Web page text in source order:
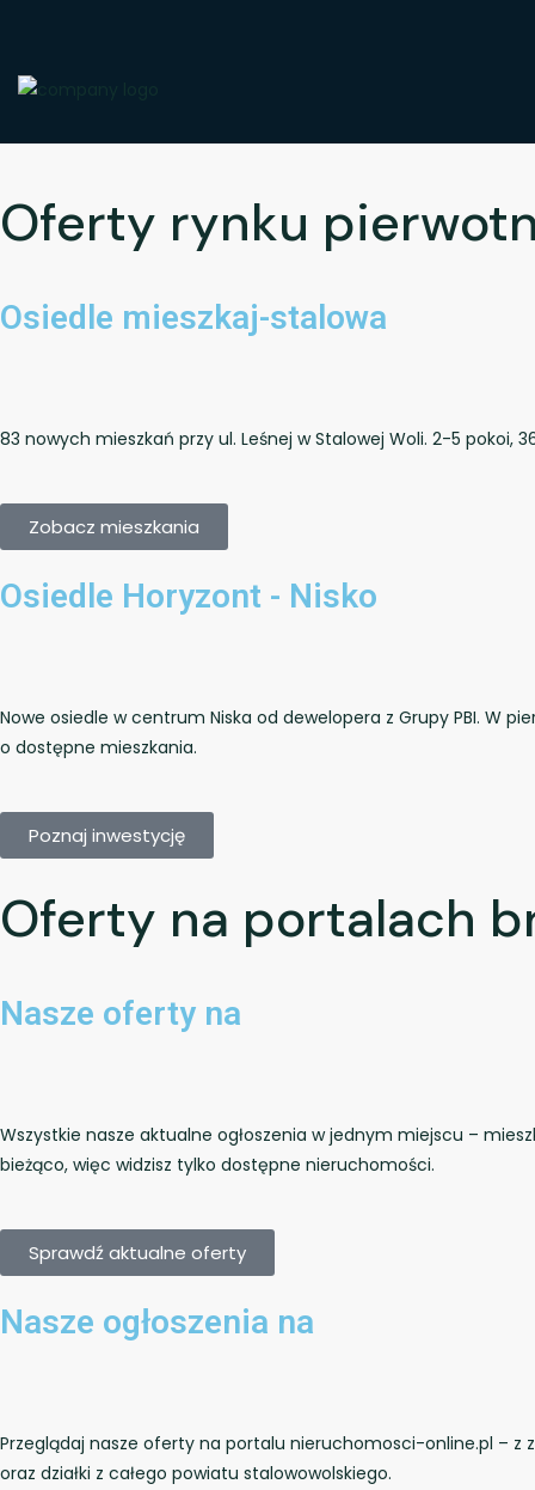
Oferty rynku
Osiedle mieszkaj-stalowa
83 nowych mieszkań przy ul. Leśnej w Stalowej Woli. 2-5 pokoi,
Zobacz mieszkania
Osiedle Horyzont - Nisko
Nowe osiedle w centrum Niska od dewelopera z Grupy PBI. W
o dostępne mieszkania.
Poznaj inwestycję
Oferty na portalach
Nasze oferty na
Wszystkie nasze aktualne ogłoszenia w jednym miejscu –
bieżąco, więc widzisz tylko dostępne nieruchomości.
Sprawdź aktualne oferty
Nasze ogłoszenia na
Przeglądaj nasze oferty na portalu nieruchomosci-online.pl – z
oraz działki z całego powiatu stalowowolskiego.